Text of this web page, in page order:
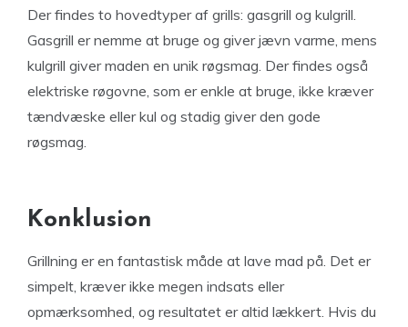
Der findes to hovedtyper af grills: gasgrill og kulgrill.
Gasgrill er nemme at bruge og giver jævn varme, mens
kulgrill giver maden en unik røgsmag. Der findes også
elektriske røgovne, som er enkle at bruge, ikke kræver
tændvæske eller kul og stadig giver den gode
røgsmag.
Konklusion
Grillning er en fantastisk måde at lave mad på. Det er
simpelt, kræver ikke megen indsats eller
opmærksomhed, og resultatet er altid lækkert. Hvis du